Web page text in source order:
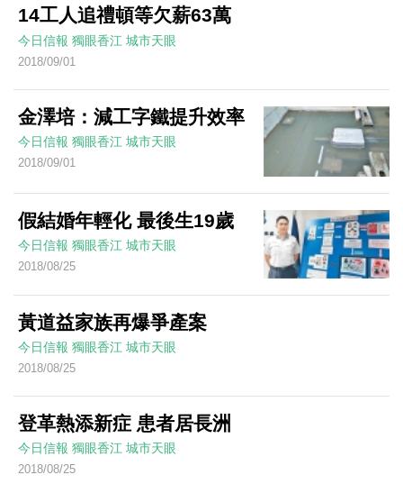
14工人追禮頓等欠薪63萬
今日信報 獨眼香江 城市天眼
2018/09/01
金澤培：減工字鐵提升效率
今日信報 獨眼香江 城市天眼
2018/09/01
假結婚年輕化 最後生19歲
今日信報 獨眼香江 城市天眼
2018/08/25
黃道益家族再爆爭產案
今日信報 獨眼香江 城市天眼
2018/08/25
登革熱添新症 患者居長洲
今日信報 獨眼香江 城市天眼
2018/08/25